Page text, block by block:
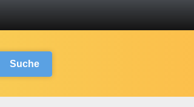
Suche